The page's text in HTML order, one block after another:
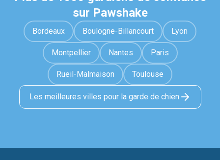
sur Pawshake
Bordeaux Boulogne-Billancourt Lyon
Montpellier Nantes Paris
Rueil-Malmaison Toulouse
Les meilleures villes pour la garde de chien